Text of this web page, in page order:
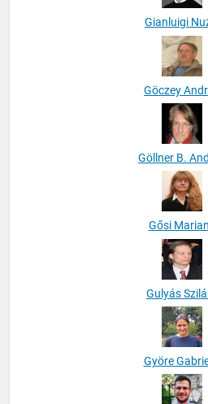
Gianluigi
Göczey
Göllner B.
Gősi
Gulyás
Györe